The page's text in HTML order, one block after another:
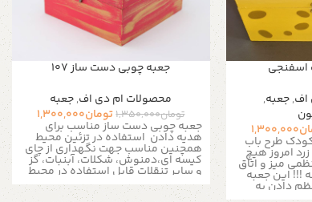
اسفنجی
اف,جعبه,
1,300,000
طرح باب
امروز هیچ
میز و اتاق
!!! این جعبه
دادن به
شما هست
جعبه چوبی دست ساز 107
محصولات ام دی اف,جعبه
تومان1,350,000تومان1,300,000
جعبه چوبی دست ساز مناسب برای
هدیه دادن استفاده در تزئین محیط
همچنین مناسب جهت نگهداری از چای
کیسه ای،دمنوش، شکلات، آبنبات، گز
و سایر تنقلات قابل استفاده در محیط
منزل، ادارات ، کافی شاپ ها و مناسب
برای نظم دادن به زیور آلات و لوازم ریز